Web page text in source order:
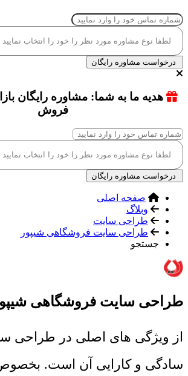
درخواست مشاوره رایگان
هدیه ما به شما: مشاوره رایگان
فروش
درخواست مشاوره رایگان
صفحه اصلی
وبلاگ
طراحی سایت
طراحی سایت فروشگاهی شیپور
جستجو
طراحی سایت فروشگاهی
از ویژگی های اصلی در طراحی
سادگی و کارایی آن است.